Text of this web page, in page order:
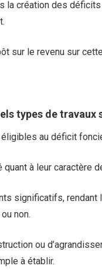
création des
sur le revenu sur
types de travaux
au déficit
à leur
significatifs,
non.
ou
à établir.